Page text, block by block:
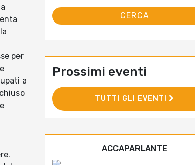
per
a
Prossimi eventi
TUTTI GLI EVENTI
ACCAPARLANTE